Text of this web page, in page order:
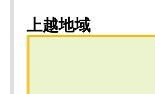
上越地域